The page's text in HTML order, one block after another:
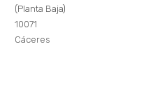
(Planta Baja)
10071
Cáceres